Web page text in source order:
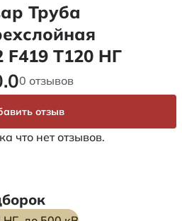
Труба
F419 Т120 НГ
что нет отзывов.
0 отзывов
отзыв